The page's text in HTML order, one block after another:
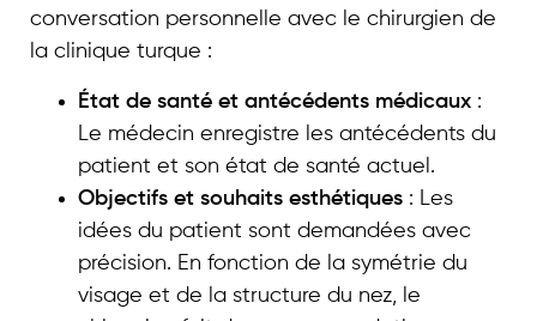
conversation personnelle avec le chirurgien de
la clinique turque :
État de santé et antécédents médicaux :
Le médecin enregistre les antécédents du
patient et son état de santé actuel.
Objectifs et souhaits esthétiques : Les
idées du patient sont demandées avec
précision. En fonction de la symétrie du
visage et de la structure du nez, le